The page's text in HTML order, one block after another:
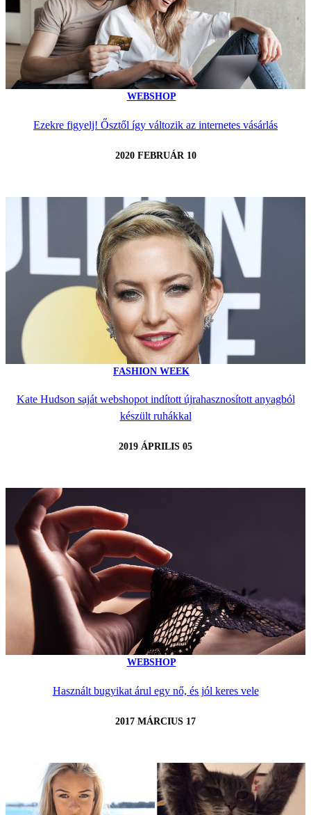
WEBSHOP
Ezekre figyelj! Ősztől így változik az internetes vásárlás
2020 FEBRUÁR 10
FASHION WEEK
Kate Hudson saját webshopot indított újrahasznosított anyagból
készült ruhákkal
2019 ÁPRILIS 05
WEBSHOP
Használt bugyikat árul egy nő, és jól keres vele
2017 MÁRCIUS 17